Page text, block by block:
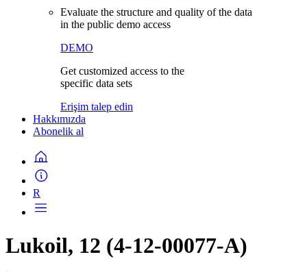
Evaluate the structure and quality of the data
in the public demo access
DEMO
Get customized access to the
specific data sets
Erişim talep edin
Hakkımızda
Abonelik al
R
Lukoil, 12 (4-12-00077-A)